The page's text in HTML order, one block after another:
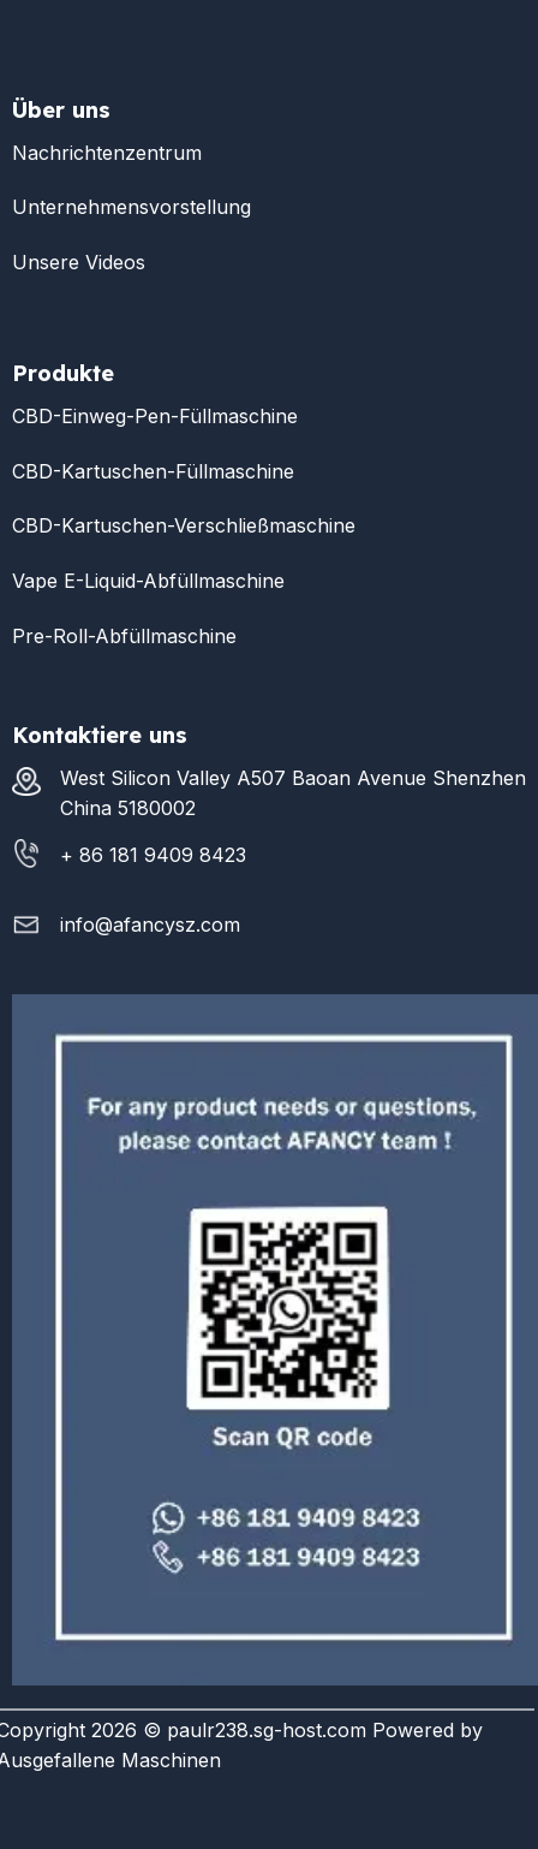
Über uns
Nachrichtenzentrum
Unternehmensvorstellung
Unsere Videos
Produkte
CBD-Einweg-Pen-Füllmaschine
CBD-Kartuschen-Füllmaschine
CBD-Kartuschen-Verschließmaschine
Vape E-Liquid-Abfüllmaschine
Pre-Roll-Abfüllmaschine
Kontaktiere uns
West Silicon Valley A507 Baoan Avenue Shenzhen
China 5180002
+ 86 181 9409 8423
info@afancysz.com
2026 © paulr238.sg-host.com Powered by
Maschinen